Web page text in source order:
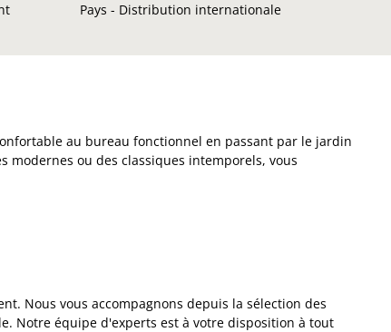
Pays - Distribution internationale
au bureau fonctionnel en passant par le jardin
ou des classiques intemporels, vous
Nous vous accompagnons depuis la sélection des
Notre équipe d'experts est à votre disposition à tout